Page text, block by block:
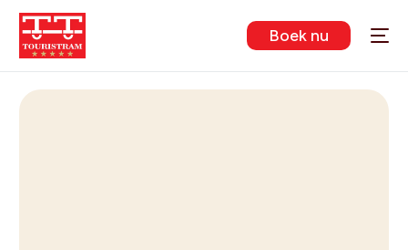
Boek nu